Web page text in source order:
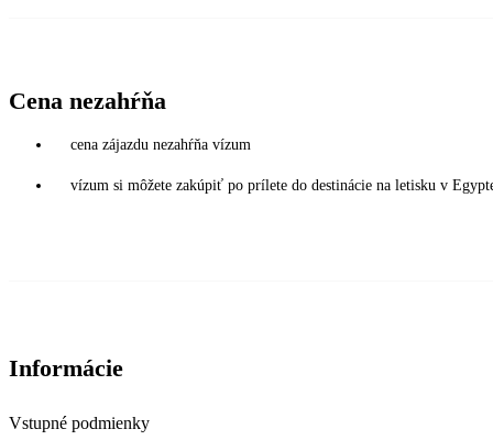
Cena nezahŕňa
cena zájazdu nezahŕňa vízum
vízum si môžete zakúpiť po prílete do destinácie na letisku v
Informácie
Vstupné podmienky